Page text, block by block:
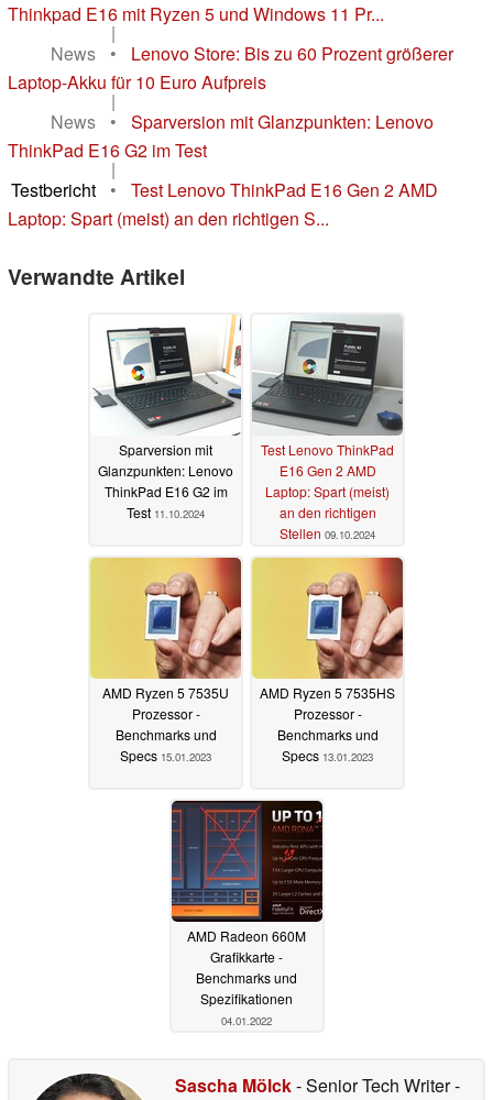
Thinkpad E16 mit Ryzen 5 und Windows 11 Pr...
|
News
•
Lenovo Store: Bis zu 60 Prozent größerer
Laptop-Akku für 10 Euro Aufpreis
|
News
•
Sparversion mit Glanzpunkten: Lenovo
ThinkPad E16 G2 im Test
|
Testbericht
•
Test Lenovo ThinkPad E16 Gen 2 AMD
Laptop: Spart (meist) an den richtigen S...
Verwandte Artikel
Sparversion mit
Glanzpunkten: Lenovo
ThinkPad E16 G2 im
Test 11.10.2024
Test Lenovo ThinkPad
E16 Gen 2 AMD
Laptop: Spart (meist)
an den richtigen
Stellen 09.10.2024
AMD Ryzen 5 7535U
Prozessor -
Benchmarks und
Specs 15.01.2023
AMD Ryzen 5 7535HS
Prozessor -
Benchmarks und
Specs 13.01.2023
AMD Radeon 660M
Grafikkarte -
Benchmarks und
Spezifikationen
04.01.2022
Sascha Mölck- Senior Tech Writer-